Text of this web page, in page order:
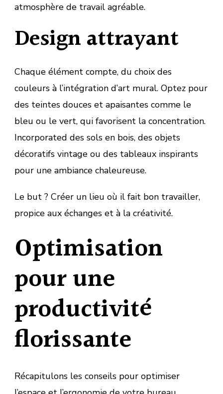
atmosphère de travail agréable.
Design attrayant
Chaque élément compte, du choix des
couleurs à l’intégration d’art mural. Optez pour
des teintes douces et apaisantes comme le
bleu ou le vert, qui favorisent la concentration.
Incorporated des sols en bois, des objets
décoratifs vintage ou des tableaux inspirants
pour une ambiance chaleureuse.
Le but ? Créer un lieu où il fait bon travailler,
propice aux échanges et à la créativité.
Optimisation
pour une
productivité
florissante
Récapitulons les conseils pour optimiser